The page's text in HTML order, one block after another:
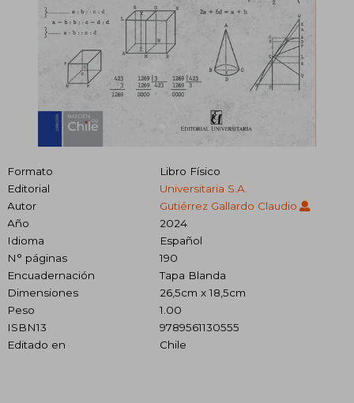
Formato
Libro Físico
Editorial
Universitaria S.A.
Autor
Gutiérrez Gallardo Claudio
Año
2024
Idioma
Español
N° páginas
190
Encuadernación
Tapa Blanda
Dimensiones
26,5cm x 18,5cm
Peso
1.00
ISBN13
9789561130555
Editado en
Chile